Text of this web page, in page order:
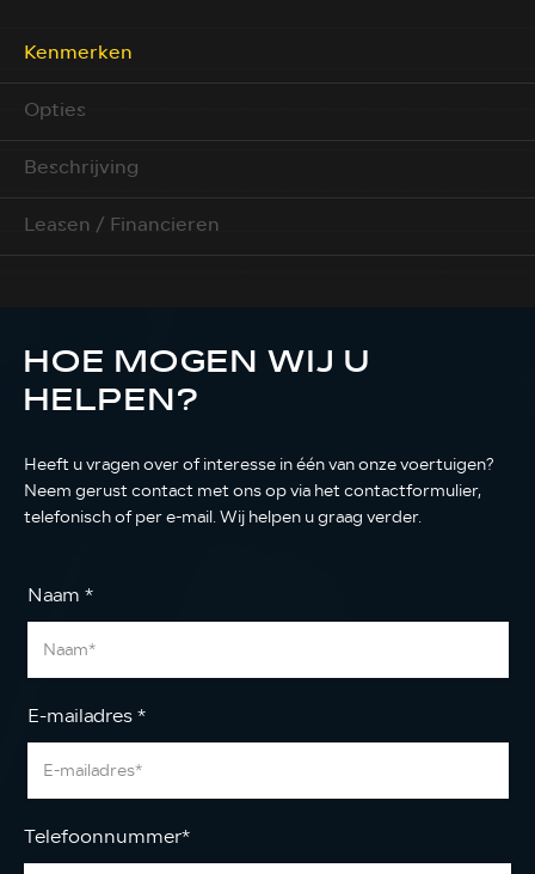
Kenmerken
Opties
Beschrijving
Leasen / Financieren
HOE MOGEN WIJ U
HELPEN?
Heeft u vragen over of interesse in één van onze voertuigen?
Neem gerust contact met ons op via het contactformulier,
telefonisch of per e-mail. Wij helpen u graag verder.
Naam *
E-mailadres*
Telefoonnummer*